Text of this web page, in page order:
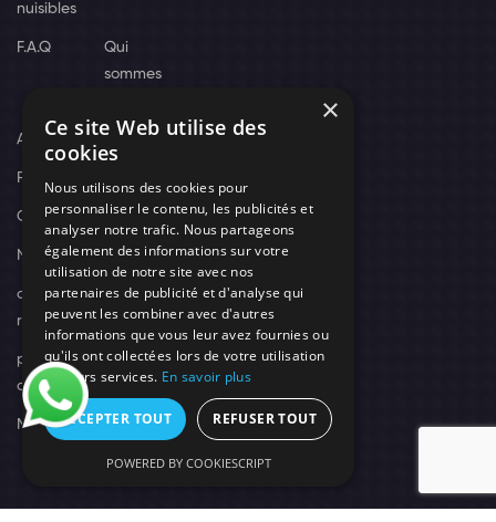
nuisibles
F.A.Q
Qui
sommes
Actus
Recrutement
Contact
Nos techniciens
campagne-
recrutement
politique de
confidentialité
Mentions légales
×
Ce site Web utilise des
cookies
Nous utilisons des cookies pour
personnaliser le contenu, les publicités et
analyser notre trafic. Nous partageons
également des informations sur votre
utilisation de notre site avec nos
partenaires de publicité et d'analyse qui
peuvent les combiner avec d'autres
informations que vous leur avez fournies ou
qu'ils ont collectées lors de votre utilisation
de leurs services. En savoir plus
ACCEPTER TOUT REFUSER TOUT
POWERED BY COOKIESCRIPT